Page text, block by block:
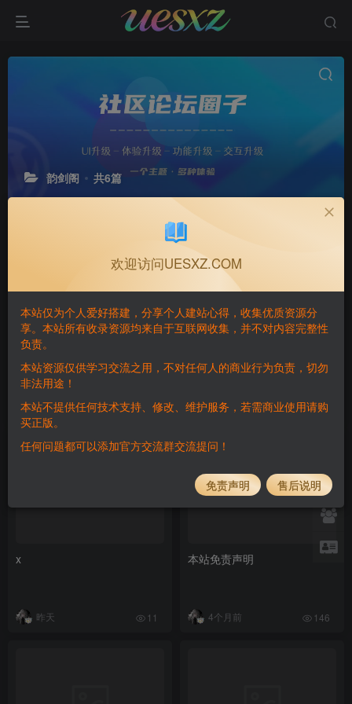
韵剑阁 共6篇
转站通知
9天前 53 1个月前 129
x
昨天 11
本站免责声明
4个月前 146
欢迎访问UESXZ.COM
本站仅为个人爱好搭建，分享个人建站心得，收集优质资源分
享。本站所有收录资源均来自于互联网收集，并不对内容完整性
负责。
本站资源仅供学习交流之用，不对任何人的商业行为负责，切勿
非法用途！
本站不提供任何技术支持、修改、维护服务，若需商业使用请购
买正版。
任何问题都可以添加官方交流群交流提问！
免责声明 售后说明